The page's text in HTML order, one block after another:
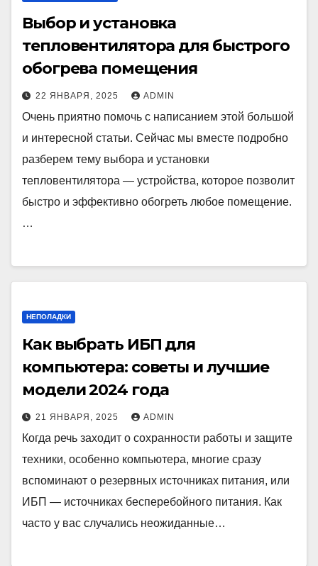
Выбор и установка
тепловентилятора для быстрого
обогрева помещения
22 ЯНВАРЯ, 2025 ADMIN
Очень приятно помочь с написанием этой большой
и интересной статьи. Сейчас мы вместе подробно
разберем тему выбора и установки
тепловентилятора — устройства, которое позволит
быстро и эффективно обогреть любое помещение.
…
НЕПОЛАДКИ
Как выбрать ИБП для
компьютера: советы и лучшие
модели 2024 года
21 ЯНВАРЯ, 2025 ADMIN
Когда речь заходит о сохранности работы и защите
техники, особенно компьютера, многие сразу
вспоминают о резервных источниках питания, или
ИБП — источниках бесперебойного питания. Как
часто у вас случались неожиданные…